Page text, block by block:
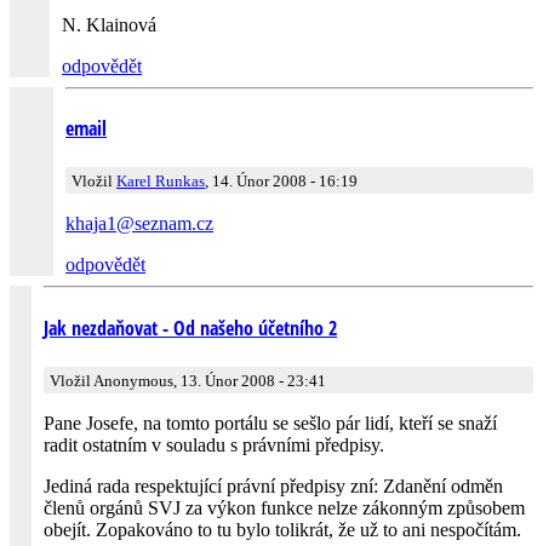
N. Klainová
odpovědět
email
Vložil Karel Runkas, 14. Únor 2008 - 16:19
khaja1@seznam.cz
odpovědět
Jak nezdaňovat - Od našeho účetního 2
Vložil Anonymous, 13. Únor 2008 - 23:41
Pane Josefe, na tomto portálu se sešlo pár lidí, kteří se snaží
radit ostatním v souladu s právními předpisy.
Jediná rada respektující právní předpisy zní: Zdanění odměn
členů orgánů SVJ za výkon funkce nelze zákonným způsobem
obejít. Zopakováno to tu bylo tolikrát, že už to ani nespočítám.